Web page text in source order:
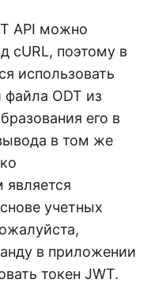
API можно
cURL, поэтому в
использовать
ODT из
его в
в том же
учетных
в приложении
токен JWT.